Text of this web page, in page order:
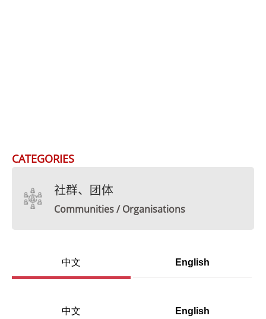
CATEGORIES
社群、团体
Communities / Organisations
中文 English
中文 English